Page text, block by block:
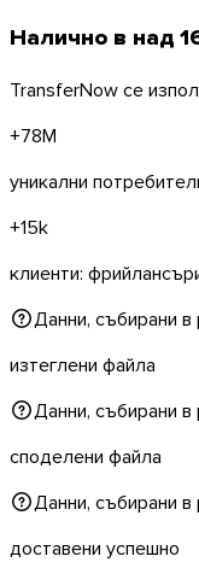
Налично в над
TransferNow се
+78M
уникални
+15k
клиенти:
Данни, събирани
изтеглени файла
Данни, събирани
споделени файла
Данни, събирани
доставени успешно